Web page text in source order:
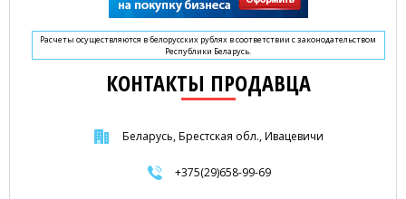
Расчеты осуществляются в белорусских рублях в соответствии с законодательством
Республики Беларусь.
КОНТАКТЫ ПРОДАВЦА
Беларусь, Брестская обл., Ивацевичи
+375(29)658-99-69